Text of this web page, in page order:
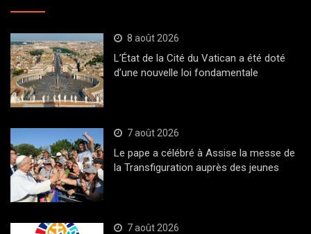
8 août 2026
L’État de la Cité du Vatican a été doté
d’une nouvelle loi fondamentale
7 août 2026
Le pape a célébré à Assise la messe de
la Transfiguration auprès des jeunes
7 août 2026